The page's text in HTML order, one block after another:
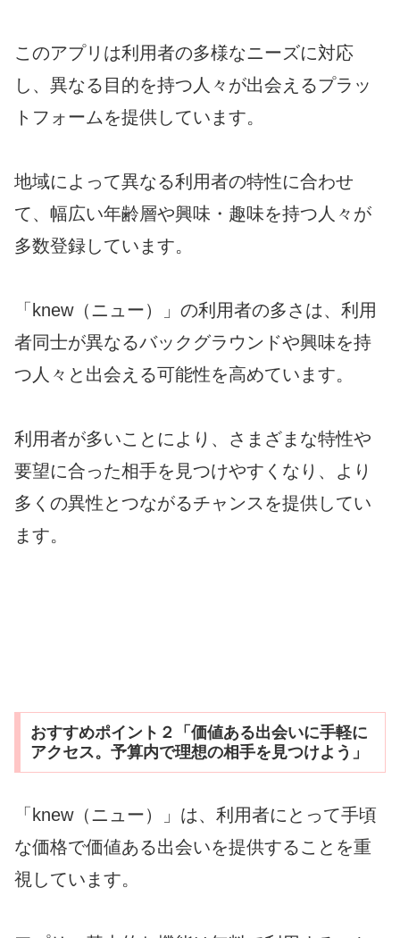
このアプリは利用者の多様なニーズに対応
し、異なる目的を持つ人々が出会えるプラッ
トフォームを提供しています。
地域によって異なる利用者の特性に合わせ
て、幅広い年齢層や興味・趣味を持つ人々が
多数登録しています。
「knew（ニュー）」の利用者の多さは、利用
者同士が異なるバックグラウンドや興味を持
つ人々と出会える可能性を高めています。
利用者が多いことにより、さまざまな特性や
要望に合った相手を見つけやすくなり、より
多くの異性とつながるチャンスを提供してい
ます。
おすすめポイント２「価値ある出会いに手軽に
アクセス。予算内で理想の相手を見つけよう」
「knew（ニュー）」は、利用者にとって手頃
な価格で価値ある出会いを提供することを重
視しています。